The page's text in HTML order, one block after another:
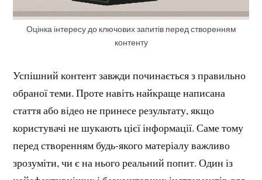
Оцінка інтересу до ключових запитів перед створенням
контенту
Успішний контент завжди починається з правильно
обраної теми. Проте навіть найкраще написана
стаття або відео не принесе результату, якщо
користувачі не шукають цієї інформації. Саме тому
перед створенням будь-якого матеріалу важливо
зрозуміти, чи є на нього реальний попит. Один із